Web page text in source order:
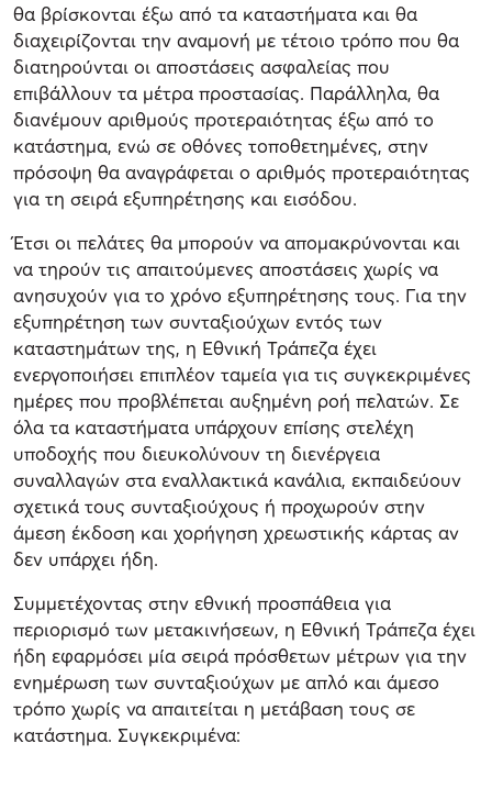
θα βρίσκονται έξω από τα καταστήματα και θα
διαχειρίζονται την αναμονή με τέτοιο τρόπο που θα
διατηρούνται οι αποστάσεις ασφαλείας που
επιβάλλουν τα μέτρα προστασίας. Παράλληλα, θα
διανέμουν αριθμούς προτεραιότητας έξω από το
κατάστημα, ενώ σε οθόνες τοποθετημένες, στην
πρόσοψη θα αναγράφεται ο αριθμός προτεραιότητας
για τη σειρά εξυπηρέτησης και εισόδου.
Έτσι οι πελάτες θα μπορούν να απομακρύνονται και
να τηρούν τις απαιτούμενες αποστάσεις χωρίς να
ανησυχούν για το χρόνο εξυπηρέτησης τους. Για την
εξυπηρέτηση των συνταξιούχων εντός των
καταστημάτων της, η Εθνική Τράπεζα έχει
ενεργοποιήσει επιπλέον ταμεία για τις συγκεκριμένες
ημέρες που προβλέπεται αυξημένη ροή πελατών. Σε
όλα τα καταστήματα υπάρχουν επίσης στελέχη
υποδοχής που διευκολύνουν τη διενέργεια
συναλλαγών στα εναλλακτικά κανάλια, εκπαιδεύουν
σχετικά τους συνταξιούχους ή προχωρούν στην
άμεση έκδοση και χορήγηση χρεωστικής κάρτας αν
δεν υπάρχει ήδη.
Συμμετέχοντας στην εθνική προσπάθεια για
περιορισμό των μετακινήσεων, η Εθνική Τράπεζα έχει
ήδη εφαρμόσει μία σειρά πρόσθετων μέτρων για την
ενημέρωση των συνταξιούχων με απλό και άμεσο
τρόπο χωρίς να απαιτείται η μετάβαση τους σε
κατάστημα. Συγκεκριμένα: